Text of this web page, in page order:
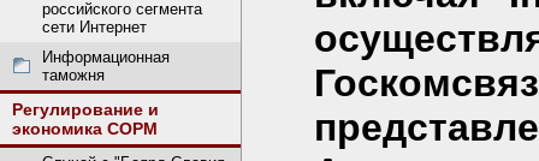
российского сегмента
сети Интернет
Информационная
таможня
Регулирование и
экономика СОРМ